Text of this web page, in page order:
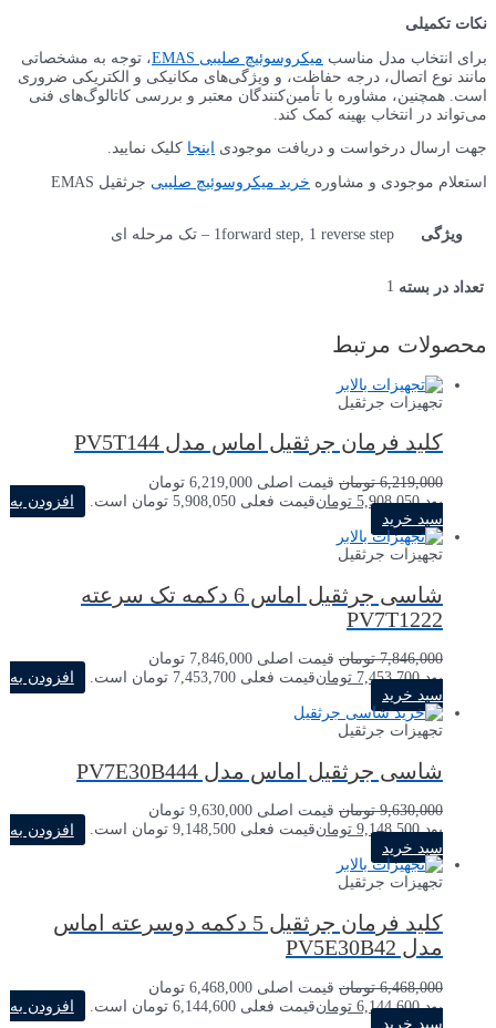
نکات تکمیلی
برای انتخاب مدل مناسب میکروسوئیچ صلیبی EMAS
، توجه به مشخصاتی
مانند نوع اتصال، درجه حفاظت، و ویژگی‌های مکانیکی و الکتریکی ضروری
است. همچنین، مشاوره با تأمین‌کنندگان معتبر و بررسی کاتالوگ‌های فنی
می‌تواند در انتخاب بهینه کمک کند.
جهت ارسال درخواست و دریافت موجودی اینجا کلیک نمایید.
استعلام موجودی و مشاوره خرید میکروسوئیچ صلیبی جرثقیل EMAS
ویژگی 1forward step, 1 reverse step – تک مرحله ای
تعداد در بسته 1
محصولات مرتبط
تجهیزات جرثقیل
کلید فرمان جرثقیل اماس مدل PV5T144
6,219,000 تومان
قیمت اصلی 6,219,000 تومان
بود.5,908,050 تومانقیمت فعلی 5,908,050 تومان است.
افزودن به
سبد خرید
تجهیزات جرثقیل
شاسی جرثقیل اماس 6 دکمه تک سرعته
PV7T1222
7,846,000 تومان
قیمت اصلی 7,846,000 تومان
بود.7,453,700 تومانقیمت فعلی 7,453,700 تومان است.
افزودن به
سبد خرید
تجهیزات جرثقیل
شاسی جرثقیل اماس مدل PV7E30B444
9,630,000 تومان
قیمت اصلی 9,630,000 تومان
بود.9,148,500 تومانقیمت فعلی 9,148,500 تومان است.
افزودن به
سبد خرید
تجهیزات جرثقیل
کلید فرمان جرثقیل 5 دکمه دوسرعته اماس
مدل PV5E30B42
6,468,000 تومان
قیمت اصلی 6,468,000 تومان
بود.6,144,600 تومانقیمت فعلی 6,144,600 تومان است.
افزودن به
سبد خرید